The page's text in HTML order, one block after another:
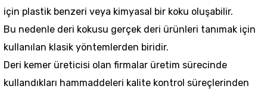
için plastik benzeri veya kimyasal bir koku oluşabilir.
Bu nedenle deri kokusu gerçek deri ürünleri tanımak için
kullanılan klasik yöntemlerden biridir.
Deri kemer üreticisi olan firmalar üretim sürecinde
kullandıkları hammaddeleri kalite kontrol süreçlerinden